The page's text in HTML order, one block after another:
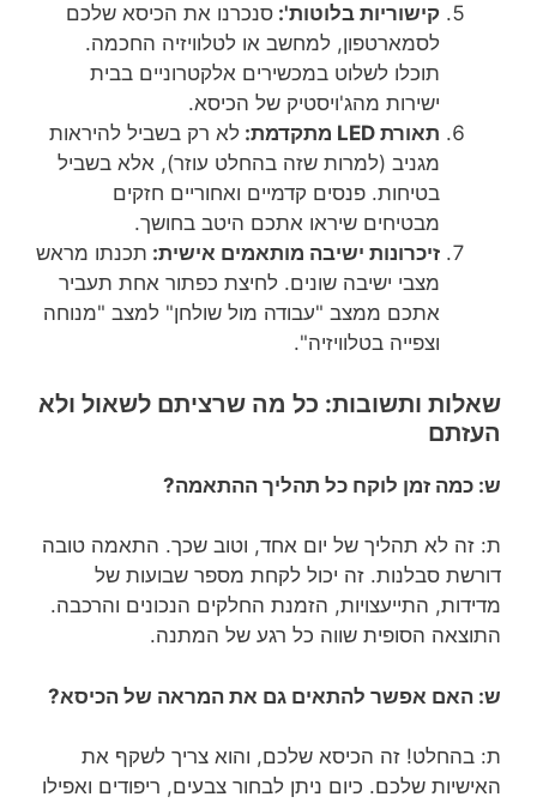
קישוריות בלוטות': סנכרנו את הכיסא שלכם
לסמארטפון, למחשב או לטלוויזיה החכמה.
תוכלו לשלוט במכשירים אלקטרוניים בבית
ישירות מהג'ויסטיק של הכיסא.
תאורת LED מתקדמת:
לא רק בשביל להיראות
מגניב (למרות שזה בהחלט עוזר), אלא בשביל
בטיחות. פנסים קדמיים ואחוריים חזקים
מבטיחים שיראו אתכם היטב בחושך.
זיכרונות ישיבה מותאמים אישית: תכנתו מראש
מצבי ישיבה שונים. לחיצת כפתור אחת תעביר
אתכם ממצב "עבודה מול שולחן" למצב "מנוחה
וצפייה בטלוויזיה".
שאלות ותשובות: כל מה שרציתם לשאול ולא
העזתם
ש: כמה זמן לוקח כל תהליך ההתאמה?
ת: זה לא תהליך של יום אחד, וטוב שכך. התאמה טובה
דורשת סבלנות. זה יכול לקחת מספר שבועות של
מדידות, התייעצויות, הזמנת החלקים הנכונים והרכבה.
התוצאה הסופית שווה כל רגע של המתנה.
ש: האם אפשר להתאים גם את המראה של הכיסא?
ת: בהחלט! זה הכיסא שלכם, והוא צריך לשקף את
האישיות שלכם. כיום ניתן לבחור צבעים, ריפודים ואפילו